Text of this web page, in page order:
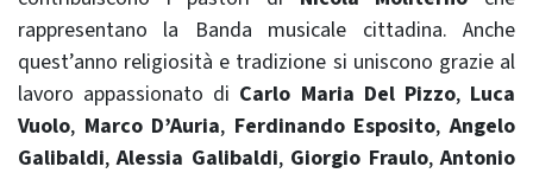
rappresentano la Banda musicale cittadina. Anche
quest’anno religiosità e tradizione si uniscono grazie al
lavoro appassionato di Carlo Maria Del Pizzo, Luca
Vuolo, Marco D’Auria, Ferdinando Esposito,Angelo
Galibaldi,Alessia Galibaldi,Giorgio Fraulo,Antonio